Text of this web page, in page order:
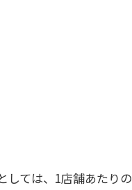
ては、1店舗あたり